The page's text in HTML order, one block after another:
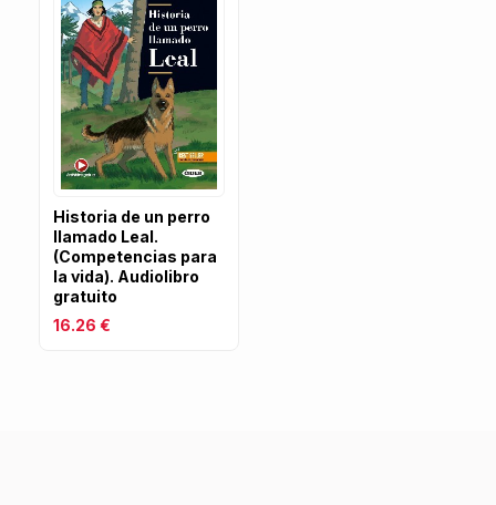
Historia de un perro
llamado Leal.
(Competencias para
la vida). Audiolibro
gratuito
16.26 €